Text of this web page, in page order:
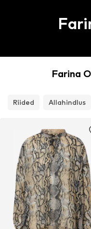
Farina
Riided Allahindlus